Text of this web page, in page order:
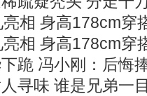
相 身高178cm穿
相 身高178cm穿
跪 冯小刚：后悔
寻味 谁是兄弟一